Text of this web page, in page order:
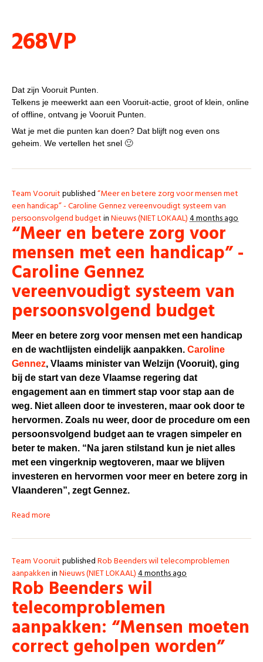
268VP
Dat zijn Vooruit Punten.
Telkens je meewerkt aan een Vooruit-actie, groot of klein, online
of offline, ontvang je Vooruit Punten.
Wat je met die punten kan doen? Dat blijft nog even ons
geheim. We vertellen het snel 🙂
Team Vooruitpublished“Meer en betere zorg voor mensen met
een handicap” - Caroline Gennez vereenvoudigt systeem van
persoonsvolgend budgetinNieuws (NIET LOKAAL)4 months ago
“Meer en betere zorg voor
mensen met een handicap” -
Caroline Gennez
vereenvoudigt systeem van
persoonsvolgend budget
Meer en betere zorg voor mensen met een handicap
en de wachtlijsten eindelijk aanpakken. Caroline
Gennez, Vlaams minister van Welzijn (Vooruit), ging
bij de start van deze Vlaamse regering dat
engagement aan en timmert stap voor stap aan de
weg. Niet alleen door te investeren, maar ook door te
hervormen. Zoals nu weer, door de procedure om een
persoonsvolgend budget aan te vragen simpeler en
beter te maken. “Na jaren stilstand kun je niet alles
met een vingerknip wegtoveren, maar we blijven
investeren en hervormen voor meer en betere zorg in
Vlaanderen”, zegt Gennez.
Read more
Team VooruitpublishedRob Beenders wil telecomproblemen
aanpakkeninNieuws (NIET LOKAAL)4 months ago
Rob Beenders wil
telecomproblemen
aanpakken: “Mensen moeten
correct geholpen worden”